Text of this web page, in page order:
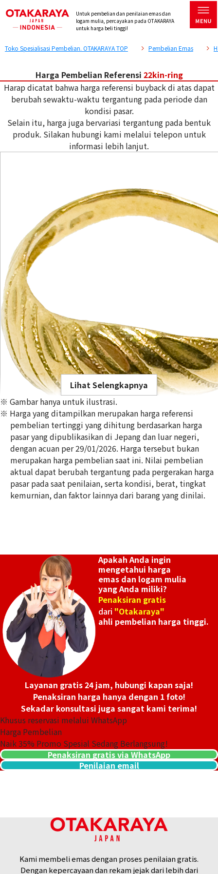
Untuk pembelian dan penilaian emas dan
logam mulia, percayakan pada OTAKARAYA
untuk harga beli tinggi!
Toko Spesialisasi Pembelian. OTAKARAYA TOP Pembelian Emas
Harga Pembelian Referensi 22kin-ring
Harap dicatat bahwa harga referensi buyback di atas dapat
berubah sewaktu-waktu tergantung pada periode dan
kondisi pasar.
Selain itu, harga juga bervariasi tergantung pada bentuk
produk. Silakan hubungi kami melalui telepon untuk
informasi lebih lanjut.
22K gold (K22) ring
2,1g
Referensi Harga Buyback
Rp 5.706.807
Referensi Harga Buyback
Lihat Selengkapnya
※ Gambar hanya untuk ilustrasi.
※ Harga yang ditampilkan merupakan harga referensi
pembelian tertinggi yang dihitung berdasarkan harga
pasar yang dipublikasikan di Jepang dan luar negeri,
dengan acuan per 29/01/2026. Harga tersebut bukan
merupakan harga pembelian saat ini. Nilai pembelian
aktual dapat berubah tergantung pada pergerakan harga
pasar pada saat penilaian, serta kondisi, berat, tingkat
kemurnian, dan faktor lainnya dari barang yang dinilai.
Apakah Anda ingin
mengetahui harga
emas dan logam mulia
yang Anda miliki?
Penaksiran gratis
dari "Otakaraya"
ahli pembelian harga tinggi.
Layanan gratis 24 jam, hubungi kapan saja!
Penaksiran harga hanya dengan 1 foto!
Sekadar konsultasi juga sangat kami terima!
Khusus reservasi melalui WhatsApp
Harga Pembelian
Naik35% Promo Spesial Sedang Berlangsung!
Penaksiran gratis via WhatsApp
Penilaian email
Kami membeli emas dengan proses penilaian gratis.
Dengan kepercayaan dan rekam jejak dari lebih dari